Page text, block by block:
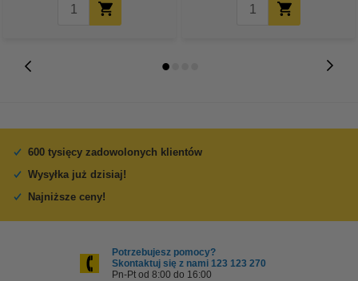
600 tysięcy zadowolonych klientów
Wysyłka już dzisiaj!
Najniższe ceny!
Potrzebujesz pomocy?
Skontaktuj się z nami 123 123 270
Pn-Pt od 8:00 do 16:00